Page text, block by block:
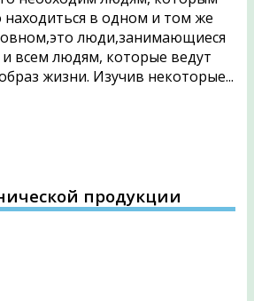
находиться в одном и том же
люди,занимающиеся
всем людям, которые ведут
жизни. Изучив некоторые...
продукции